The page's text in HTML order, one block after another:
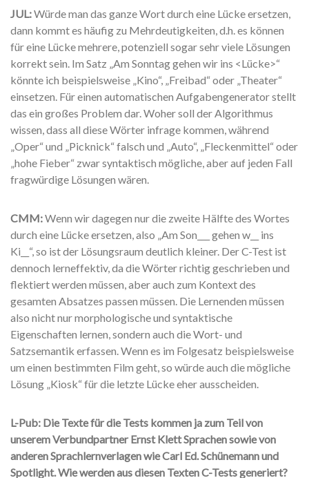
JUL:Würde man das ganze Wort durch eine Lücke ersetzen,
dann kommt es häufig zu Mehrdeutigkeiten, d.h. es können
für eine Lücke mehrere, potenziell sogar sehr viele Lösungen
korrekt sein. Im Satz „Am Sonntag gehen wir ins <Lücke>“
könnte ich beispielsweise „Kino“, „Freibad“ oder „Theater“
einsetzen. Für einen automatischen Aufgabengenerator stellt
das ein großes Problem dar. Woher soll der Algorithmus
wissen, dass all diese Wörter infrage kommen, während
„Oper“ und „Picknick“ falsch und „Auto“, „Fleckenmittel“ oder
„hohe Fieber“ zwar syntaktisch mögliche, aber auf jeden Fall
fragwürdige Lösungen wären.
CMM:Wenn wir dagegen nur die zweite Hälfte des Wortes
durch eine Lücke ersetzen, also „Am Son___ gehen w__ ins
Ki__“, so ist der Lösungsraum deutlich kleiner. Der C-Test ist
dennoch lerneffektiv, da die Wörter richtig geschrieben und
flektiert werden müssen, aber auch zum Kontext des
gesamten Absatzes passen müssen. Die Lernenden müssen
also nicht nur morphologische und syntaktische
Eigenschaften lernen, sondern auch die Wort- und
Satzsemantik erfassen. Wenn es im Folgesatz beispielsweise
um einen bestimmten Film geht, so würde auch die mögliche
Lösung „Kiosk“ für die letzte Lücke eher ausscheiden.
L-Pub: Die Texte für die Tests kommen ja zum Teil von
unserem Verbundpartner Ernst Klett Sprachen sowie von
anderen Sprachlernverlagen wie Carl Ed. Schünemann und
Spotlight. Wie werden aus diesen Texten C-Tests generiert?